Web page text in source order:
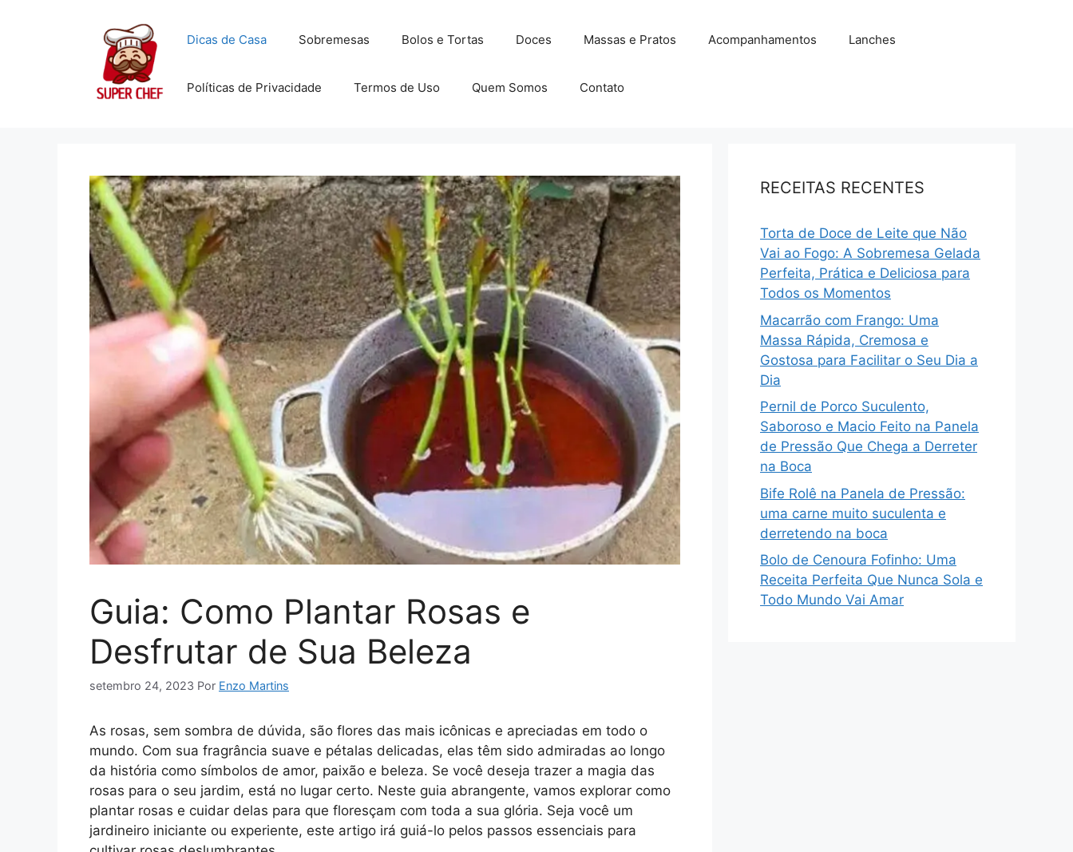
Dicas de Casa Sobremesas Bolos e Tortas Doces Massas e Pratos Acompanhamentos Lanches
Políticas de Privacidade Termos de Uso Quem Somos Contato
Guia: Como Plantar Rosas e
Desfrutar de Sua Beleza
setembro 24, 2023 Por Enzo Martins
As rosas, sem sombra de dúvida, são flores das mais icônicas e apreciadas em todo o
mundo. Com sua fragrância suave e pétalas delicadas, elas têm sido admiradas ao longo
da história como símbolos de amor, paixão e beleza. Se você deseja trazer a magia das
rosas para o seu jardim, está no lugar certo. Neste guia abrangente, vamos explorar como
plantar rosas e cuidar delas para que floresçam com toda a sua glória. Seja você um
jardineiro iniciante ou experiente, este artigo irá guiá-lo pelos passos essenciais para
RECEITAS RECENTES
Torta de Doce de Leite que Não
Vai ao Fogo: A Sobremesa Gelada
Perfeita, Prática e Deliciosa para
Todos os Momentos
Macarrão com Frango: Uma
Massa Rápida, Cremosa e
Gostosa para Facilitar o Seu Dia a
Dia
Pernil de Porco Suculento,
Saboroso e Macio Feito na Panela
de Pressão Que Chega a Derreter
na Boca
Bife Rolê na Panela de Pressão:
uma carne muito suculenta e
derretendo na boca
Bolo de Cenoura Fofinho: Uma
Receita Perfeita Que Nunca Sola e
Todo Mundo Vai Amar